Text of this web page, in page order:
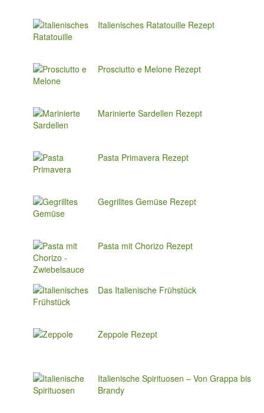
Italienisches Ratatouille Rezept
Prosciutto e Melone Rezept
Marinierte Sardellen Rezept
Pasta Primavera Rezept
Gegrilltes Gemüse Rezept
Pasta mit Chorizo Rezept
Das Italienische Frühstück
Zeppole Rezept
Italienische Spirituosen – Von Grappa bis
Brandy